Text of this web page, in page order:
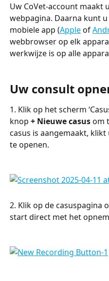
Uw CoVet-account maakt
webpagina. Daarna kunt
mobiele app (Apple of
webbrowser op elk
werkwijze is op alle
Uw consult
1. Klik op het scherm
knop + Nieuwe casus om
casus is aangemaakt,
te openen.
2. Klik op de casuspagina
start direct met het